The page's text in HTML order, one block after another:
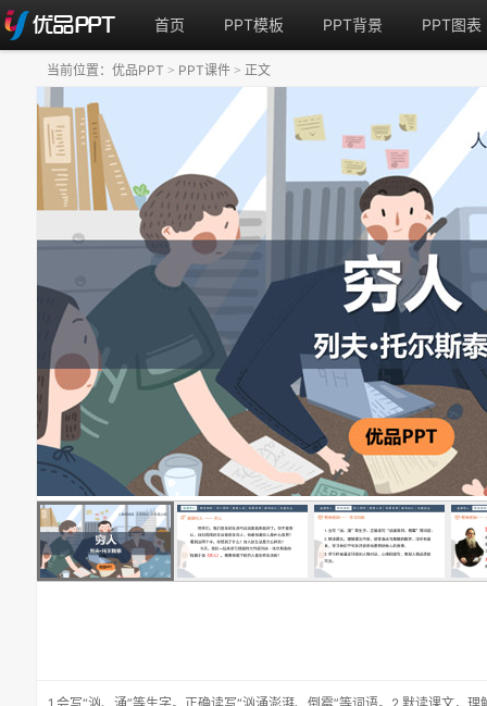
首页 PPT模板 PPT背景 PPT图表
当前位置： 优品PPT > PPT课件 > 正文